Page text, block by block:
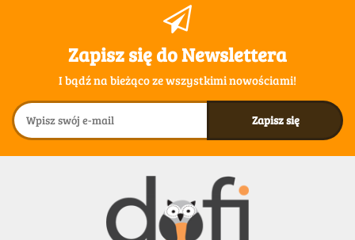
Zapisz się do Newslettera
I bądź na bieżąco ze wszystkimi nowościami!